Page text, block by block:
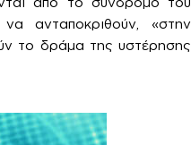
να ανταποκριθούν, «στην
το δράμα της υστέρησης